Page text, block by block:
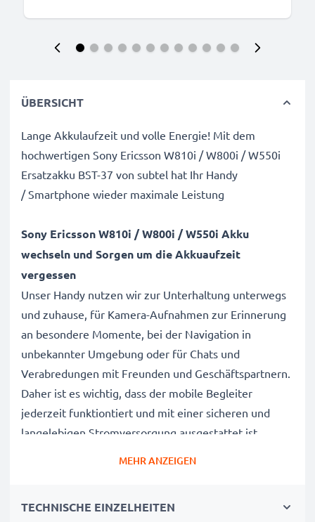
ÜBERSICHT
Lange Akkulaufzeit und volle Energie! Mit dem
hochwertigen Sony Ericsson W810i / W800i / W550i
Ersatzakku BST-37 von subtel hat Ihr Handy
/ Smartphone wieder maximale Leistung
Sony Ericsson W810i / W800i / W550i Akku
wechseln und Sorgen um die Akkuaufzeit
vergessen
Unser Handy nutzen wir zur Unterhaltung unterwegs
und zuhause, für Kamera-Aufnahmen zur Erinnerung
an besondere Momente, bei der Navigation in
unbekannter Umgebung oder für Chats und
Verabredungen mit Freunden und Geschäftspartnern.
Daher ist es wichtig, dass der mobile Begleiter
jederzeit funktiontiert und mit einer sicheren und
langelebigen Stromversorgung ausgestattet ist.
speziell für das W810i / W800i / W550i Handy /
MEHR ANZEIGEN
TECHNISCHE EINZELHEITEN